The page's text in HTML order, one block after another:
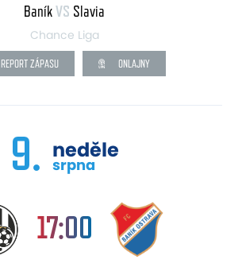
BaníkVS Slavia
Chance Liga
REPORT ZÁPASU ONLAJNY
9. neděle
srpna
17:00